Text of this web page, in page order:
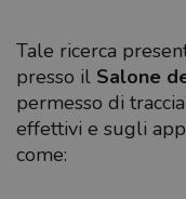
Tale ricerca
presso il Salone
permesso di
effettivi e sugli
come: